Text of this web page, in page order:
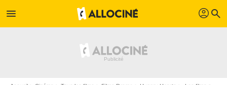
menu profil search